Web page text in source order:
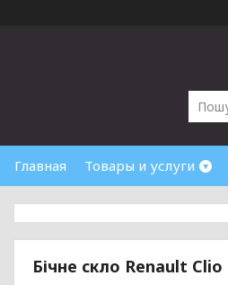
Главная Товары и услуги
Бічне скло Renault